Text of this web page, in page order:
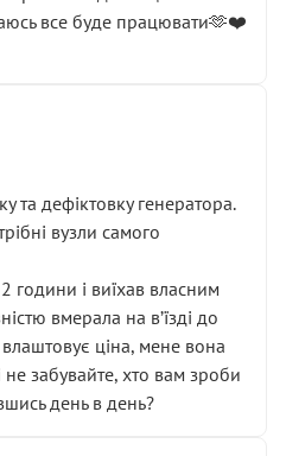
все буде працювати🫶❤️
та дефіктовку генератора.
вузли самого
години і виїхав власним
вмерала на вʼїзді до
ціна, мене вона
не забувайте, хто вам зроби
день в день?